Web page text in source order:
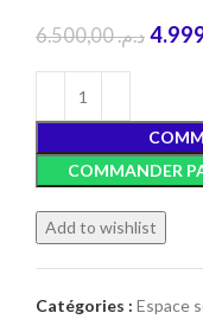
د.م.6.500,00
COMMANDER
Add to wishlist
Catégories : Espace